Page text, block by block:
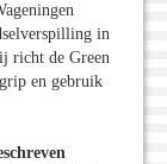
in
richt de Green
en gebruik